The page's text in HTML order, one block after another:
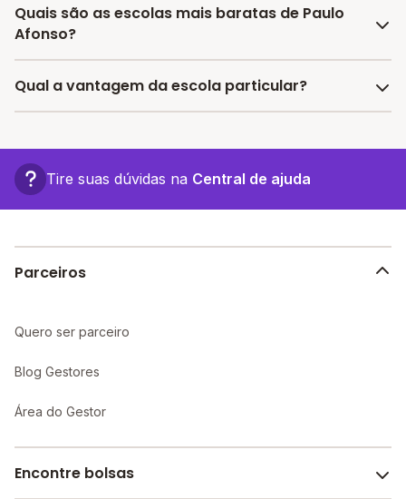
pré-matrícula no site.
A média da mensalidade em Paulo Afonso é de
R$ 403,69 reais, sendo a mensalidade mais barata
Quais são as escolas mais baratas de Paulo
Afonso?
As escolas com mensalidades mais baratas de Paulo
Qual a vantagem da escola particular?
completa e recursos educacionais mais avançados,
proporcionando um ambiente propício ao
Tire suas dúvidas na Central de ajuda
Parceiros
Quero ser parceiro
Blog Gestores
Área do Gestor
Encontre bolsas